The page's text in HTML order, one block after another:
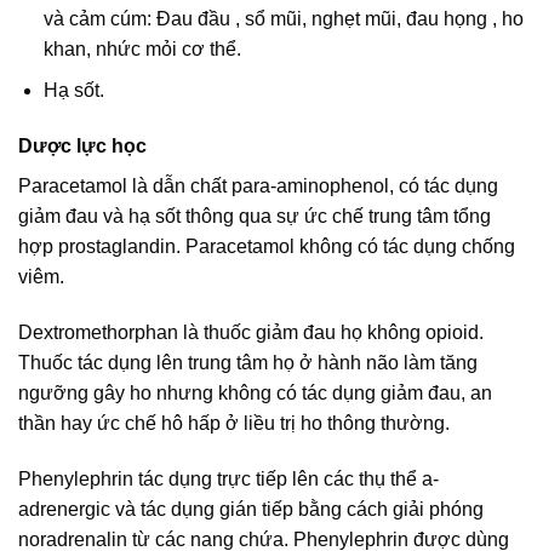
và cảm cúm: Đau đầu , sổ mũi, nghẹt mũi, đau họng , ho
khan, nhức mỏi cơ thể.
Hạ sốt.
Dược lực học
Paracetamol là dẫn chất para-aminophenol, có tác dụng
giảm đau và hạ sốt thông qua sự ức chế trung tâm tổng
hợp prostaglandin. Paracetamol không có tác dụng chống
viêm.
Dextromethorphan là thuốc giảm đau họ không opioid.
Thuốc tác dụng lên trung tâm họ ở hành não làm tăng
ngưỡng gây ho nhưng không có tác dụng giảm đau, an
thần hay ức chế hô hấp ở liều trị ho thông thường.
Phenylephrin tác dụng trực tiếp lên các thụ thể a-
adrenergic và tác dụng gián tiếp bằng cách giải phóng
noradrenalin từ các nang chứa. Phenylephrin được dùng